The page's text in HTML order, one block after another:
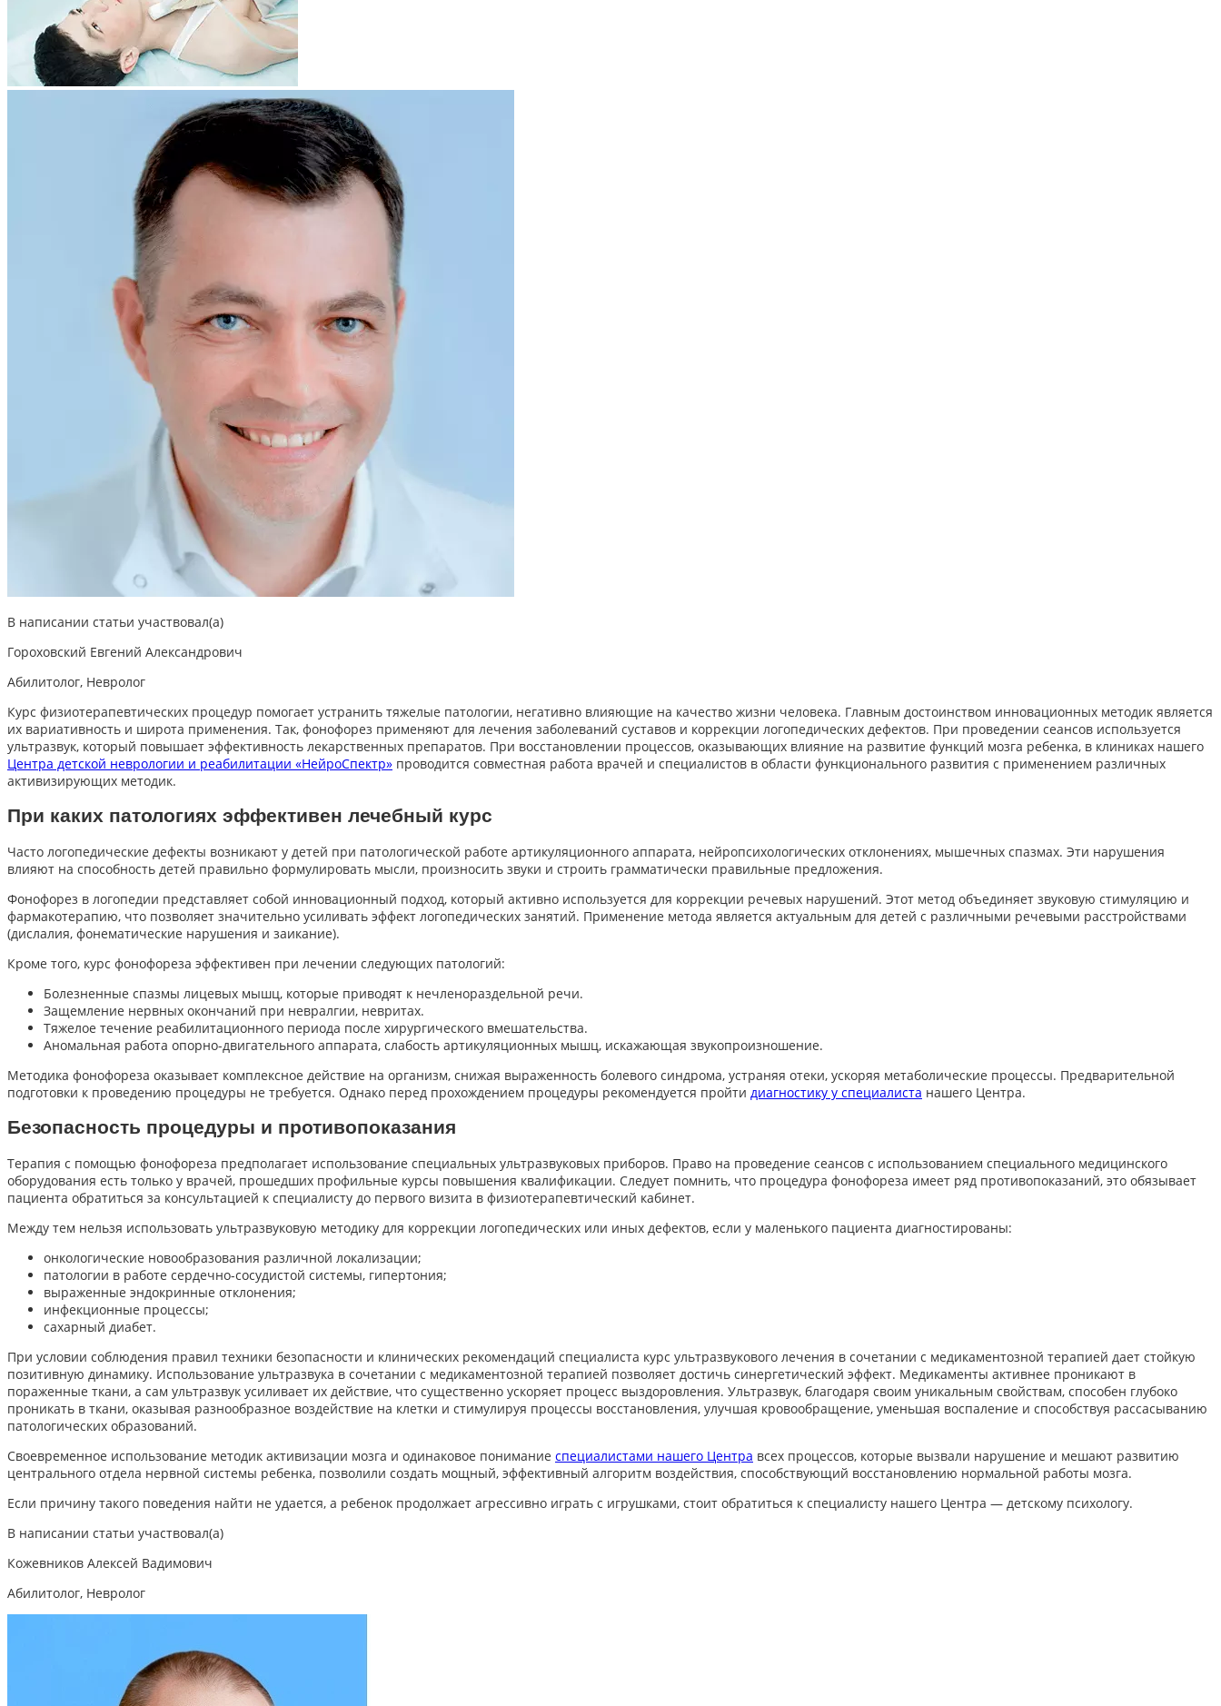
В написании статьи участвовал(а)
Гороховский Евгений Александрович
Абилитолог, Невролог
Курс физиотерапевтических процедур помогает устранить тяжелые патологии, негативно влияющие на качество жизни человека. Главным достоинством инновационных методик является
их вариативность и широта применения. Так, фонофорез применяют для лечения заболеваний суставов и коррекции логопедических дефектов. При проведении сеансов используется
ультразвук, который повышает эффективность лекарственных препаратов. При восстановлении процессов, оказывающих влияние на развитие функций мозга ребенка, в клиниках нашего
Центра детской неврологии и реабилитации «НейроСпектр» проводится совместная работа врачей и специалистов в области функционального развития с применением различных
активизирующих методик.
При каких патологиях эффективен лечебный курс
Часто логопедические дефекты возникают у детей при патологической работе артикуляционного аппарата, нейропсихологических отклонениях, мышечных спазмах. Эти нарушения
влияют на способность детей правильно формулировать мысли, произносить звуки и строить грамматически правильные предложения.
Фонофорез в логопедии представляет собой инновационный подход, который активно используется для коррекции речевых нарушений. Этот метод объединяет звуковую стимуляцию и
фармакотерапию, что позволяет значительно усиливать эффект логопедических занятий. Применение метода является актуальным для детей с различными речевыми расстройствами
(дислалия, фонематические нарушения и заикание).
Кроме того, курс фонофореза эффективен при лечении следующих патологий:
Болезненные спазмы лицевых мышц, которые приводят к нечленораздельной речи.
Защемление нервных окончаний при невралгии, невритах.
Тяжелое течение реабилитационного периода после хирургического вмешательства.
Аномальная работа опорно-двигательного аппарата, слабость артикуляционных мышц, искажающая звукопроизношение.
Методика фонофореза оказывает комплексное действие на организм, снижая выраженность болевого синдрома, устраняя отеки, ускоряя метаболические процессы. Предварительной
подготовки к проведению процедуры не требуется. Однако перед прохождением процедуры рекомендуется пройти диагностику у специалиста нашего Центра.
Безопасность процедуры и противопоказания
Терапия с помощью фонофореза предполагает использование специальных ультразвуковых приборов. Право на проведение сеансов с использованием специального медицинского
оборудования есть только у врачей, прошедших профильные курсы повышения квалификации. Следует помнить, что процедура фонофореза имеет ряд противопоказаний, это обязывает
пациента обратиться за консультацией к специалисту до первого визита в физиотерапевтический кабинет.
Между тем нельзя использовать ультразвуковую методику для коррекции логопедических или иных дефектов, если у маленького пациента диагностированы:
онкологические новообразования различной локализации;
патологии в работе сердечно-сосудистой системы, гипертония;
выраженные эндокринные отклонения;
инфекционные процессы;
сахарный диабет.
При условии соблюдения правил техники безопасности и клинических рекомендаций специалиста курс ультразвукового лечения в сочетании с медикаментозной терапией дает стойкую
позитивную динамику. Использование ультразвука в сочетании с медикаментозной терапией позволяет достичь синергетический эффект. Медикаменты активнее проникают в
пораженные ткани, а сам ультразвук усиливает их действие, что существенно ускоряет процесс выздоровления. Ультразвук, благодаря своим уникальным свойствам, способен глубоко
проникать в ткани, оказывая разнообразное воздействие на клетки и стимулируя процессы восстановления, улучшая кровообращение, уменьшая воспаление и способствуя рассасыванию
патологических образований.
Своевременное использование методик активизации мозга и одинаковое понимание специалистами нашего Центра всех процессов, которые вызвали нарушение и мешают развитию
центрального отдела нервной системы ребенка, позволили создать мощный, эффективный алгоритм воздействия, способствующий восстановлению нормальной работы мозга.
Если причину такого поведения найти не удается, а ребенок продолжает агрессивно играть с игрушками, стоит обратиться к специалисту нашего Центра — детскому психологу.
В написании статьи участвовал(а)
Кожевников Алексей Вадимович
Абилитолог, Невролог